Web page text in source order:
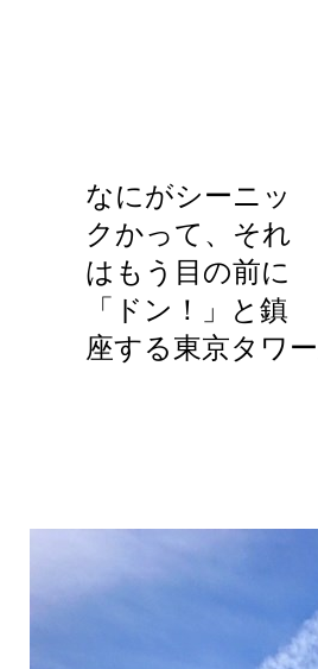
なにがシーニッ
クかって、それ
はもう目の前に
「ドン！」と鎮
座する東京タワー